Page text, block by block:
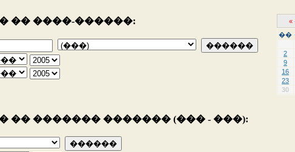
�� ����-������:
�� ������� ������� (��� - ���):
«
��
2
9
16
23
30